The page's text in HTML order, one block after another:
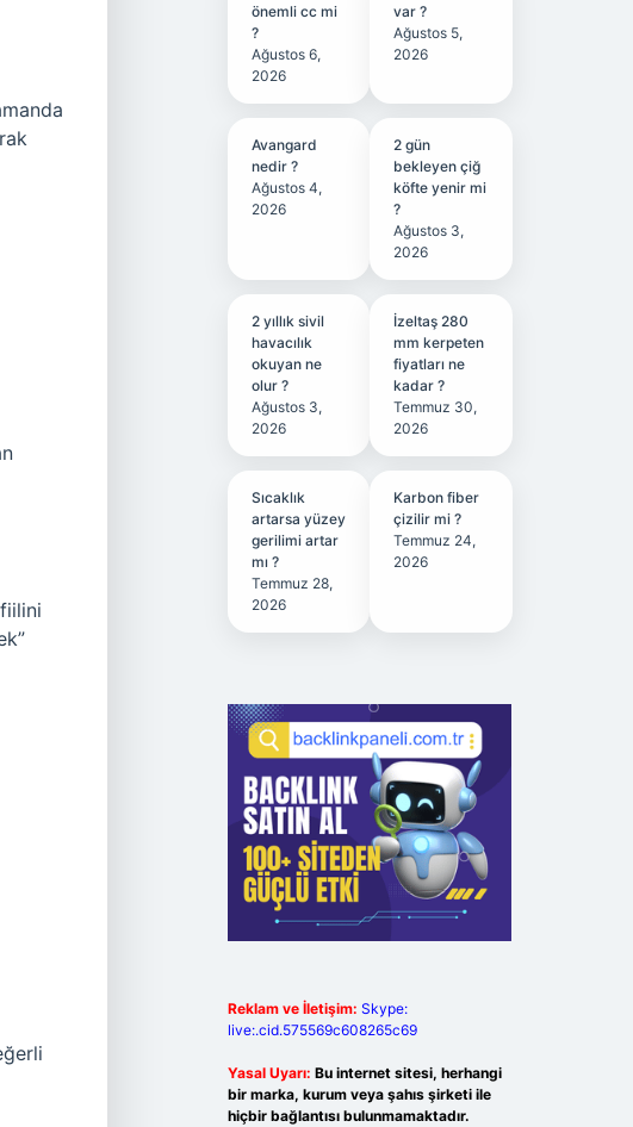
önemli cc mi
?
Ağustos 6,
2026
var ?
Ağustos 5,
2026
Avangard
nedir ?
Ağustos 4,
2026
2 gün
bekleyen çiğ
köfte yenir mi
?
Ağustos 3,
2026
2 yıllık sivil
havacılık
okuyan ne
olur ?
Ağustos 3,
2026
İzeltaş 280
mm kerpeten
fiyatları ne
kadar ?
Temmuz 30,
2026
Sıcaklık
artarsa yüzey
gerilimi artar
mı ?
Temmuz 28,
2026
Karbon fiber
çizilir mi ?
Temmuz 24,
2026
Reklam ve İletişim: Skype:
live:.cid.575569c608265c69
Yasal Uyarı: Bu internet sitesi, herhangi
bir marka, kurum veya şahıs şirketi ile
hiçbir bağlantısı bulunmamaktadır.